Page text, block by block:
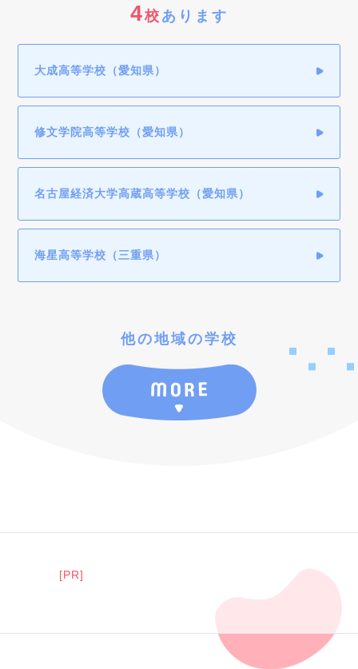
4校 あります
大成高等学校（愛知県）
修文学院高等学校（愛知県）
名古屋経済大学高蔵高等学校（愛知県）
海星高等学校（三重県）
他の地域の学校
[PR]